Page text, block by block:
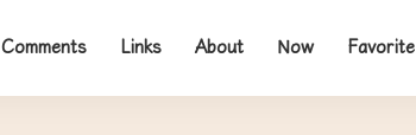
Comments Links About Now Favorite